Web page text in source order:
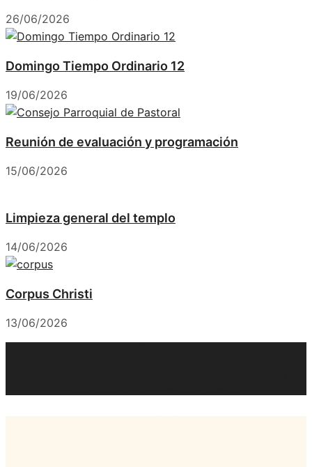
26/06/2026
Domingo Tiempo Ordinario 12
19/06/2026
Reunión de evaluación y programación
15/06/2026
Limpieza general del templo
14/06/2026
Corpus Christi
13/06/2026